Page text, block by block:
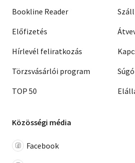
Bookline Reader
Előfizetés
Hírlevél feliratkozás
Törzsvásárlói program
TOP 50
Súgó
Közösségi média
Facebook